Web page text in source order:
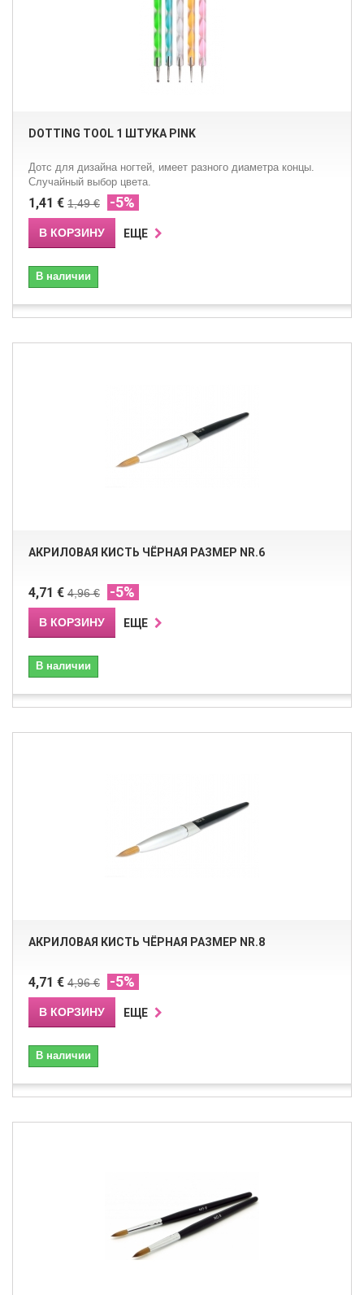
DOTTING TOOL 1 ШТУКА PINK
Дотс для дизайна ногтей, имеет разного диаметра концы.
Случайный выбор цвета.
1,41 € 1,49 € -5%
В КОРЗИНУ ЕЩЕ
В наличии
АКРИЛОВАЯ КИСТЬ ЧЁРНАЯ РАЗМЕР NR.6
4,71 € 4,96 € -5%
В КОРЗИНУ ЕЩЕ
В наличии
АКРИЛОВАЯ КИСТЬ ЧЁРНАЯ РАЗМЕР NR.8
4,71 € 4,96 € -5%
В КОРЗИНУ ЕЩЕ
В наличии